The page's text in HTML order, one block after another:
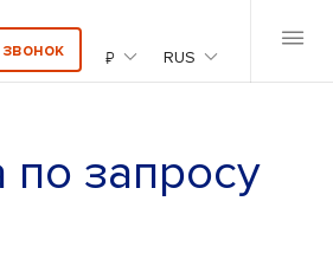
₽ RUS
по запросу